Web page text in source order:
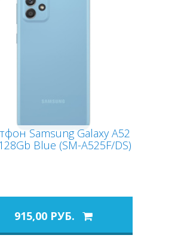
Samsung Galaxy A52
Blue (SM-A525F/DS)
915,00 РУБ.